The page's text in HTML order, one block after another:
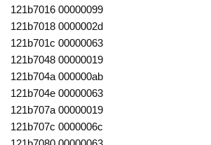
121b7016 00000099
121b7018 0000002d
121b701c 00000063
121b7048 00000019
121b704a 000000ab
121b704e 00000063
121b707a 00000019
121b707c 0000006c